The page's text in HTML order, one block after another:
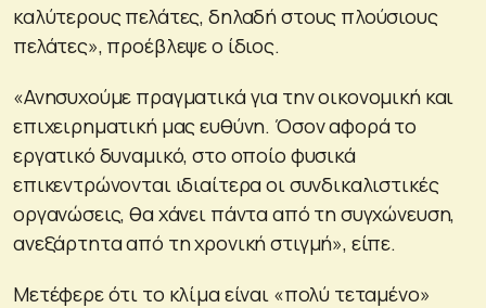
καλύτερους πελάτες, δηλαδή στους πλούσιους
πελάτες», προέβλεψε ο ίδιος.
«Ανησυχούμε πραγματικά για την οικονομική και
επιχειρηματική μας ευθύνη. Όσον αφορά το
εργατικό δυναμικό, στο οποίο φυσικά
επικεντρώνονται ιδιαίτερα οι συνδικαλιστικές
οργανώσεις, θα χάνει πάντα από τη συγχώνευση,
ανεξάρτητα από τη χρονική στιγμή», είπε.
Μετέφερε ότι το κλίμα είναι «πολύ τεταμένο»